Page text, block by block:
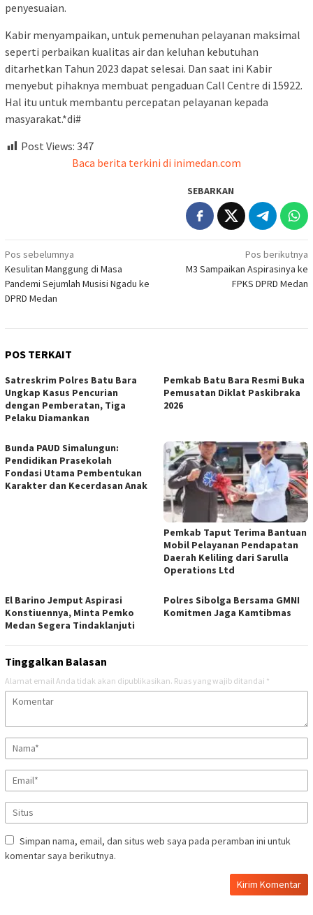
penyesuaian.
Kabir menyampaikan, untuk pemenuhan pelayanan maksimal
seperti perbaikan kualitas air dan keluhan kebutuhan
ditarhetkan Tahun 2023 dapat selesai. Dan saat ini Kabir
menyebut pihaknya membuat pengaduan Call Centre di 15922.
Hal itu untuk membantu percepatan pelayanan kepada
masyarakat.*di#
Post Views: 347
Baca berita terkini di inimedan.com
SEBARKAN
Navigasi
pos
Pos sebelumnya
Kesulitan Manggung di Masa
Pandemi Sejumlah Musisi Ngadu ke
DPRD Medan
Pos berikutnya
M3 Sampaikan Aspirasinya ke
FPKS DPRD Medan
POS TERKAIT
Satreskrim Polres Batu Bara
Ungkap Kasus Pencurian
dengan Pemberatan, Tiga
Pelaku Diamankan
Pemkab Batu Bara Resmi Buka
Pemusatan Diklat Paskibraka
2026
Bunda PAUD Simalungun:
Pendidikan Prasekolah
Fondasi Utama Pembentukan
Karakter dan Kecerdasan Anak
Pemkab Taput Terima Bantuan
Mobil Pelayanan Pendapatan
Daerah Keliling dari Sarulla
Operations Ltd
El Barino Jemput Aspirasi
Konstiuennya, Minta Pemko
Medan Segera Tindaklanjuti
Polres Sibolga Bersama GMNI
Komitmen Jaga Kamtibmas
Tinggalkan Balasan
Alamat email Anda tidak akan dipublikasikan. Ruas yang wajib ditandai *
Simpan nama, email, dan situs web saya pada peramban ini untuk
komentar saya berikutnya.